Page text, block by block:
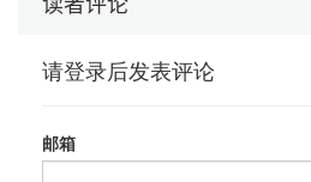
2.6 小结 17
3.2 初始化数组元素的3种方式 19
3.5 使用数组中的各个值 21